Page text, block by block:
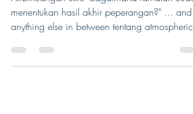
Bayu Risanto
Perbincangan seru "Bagaimana ramalan
menentukan hasil akhir peperangan?" ... and
anything else in between tentang